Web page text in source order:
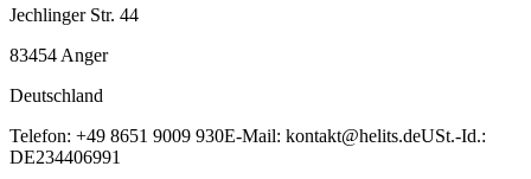
Jechlinger Str. 44
83454 Anger
Deutschland
Telefon: +49 8651 9009 930E-Mail: kontakt@helits.deUSt.-Id.:
DE234406991